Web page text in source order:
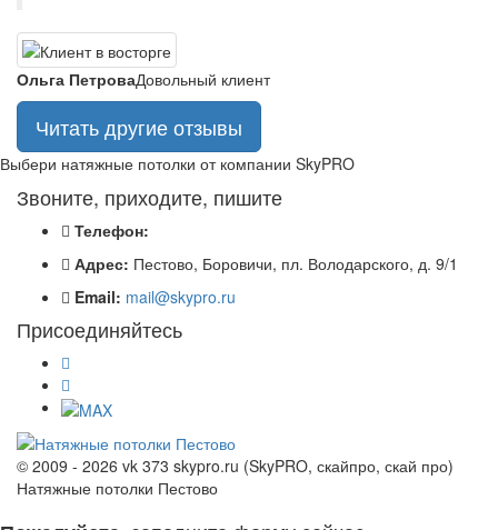
Ольга ПетроваДовольный клиент
Читать другие отзывы
Выбери натяжные потолки от компании SkyPRO
Звоните, приходите, пишите
Телефон:
Адрес: Пестово, Боровичи, пл. Володарского, д. 9/1
Email: mail@skypro.ru
Присоединяйтесь
© 2009 - 2026 vk 373 skypro.ru (SkyPRO, скайпро, скай про)
Натяжные потолки Пестово